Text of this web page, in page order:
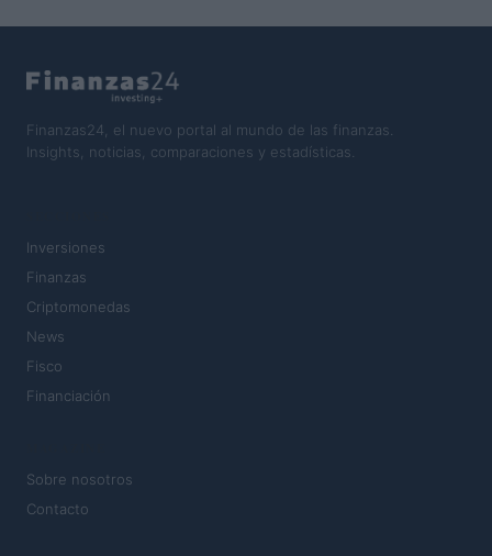
Finanzas24, el nuevo portal al mundo de las finanzas.
Insights, noticias, comparaciones y estadísticas.
Inversiones
Finanzas
Criptomonedas
News
Fisco
Financiación
Sobre nosotros
Contacto